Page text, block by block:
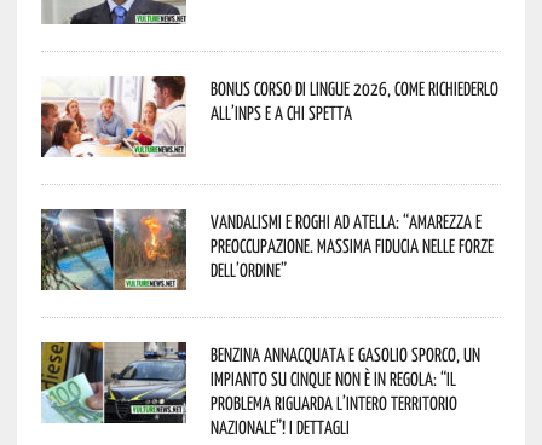
Bonus corso di lingue 2026, come richiederlo
all’INPS e a chi spetta
Vandalismi e roghi ad Atella: “Amarezza e
preoccupazione. Massima fiducia nelle Forze
dell’Ordine”
Benzina annacquata e gasolio sporco, un
impianto su cinque non è in regola: “il
problema riguarda l’intero territorio
Nazionale”! I dettagli